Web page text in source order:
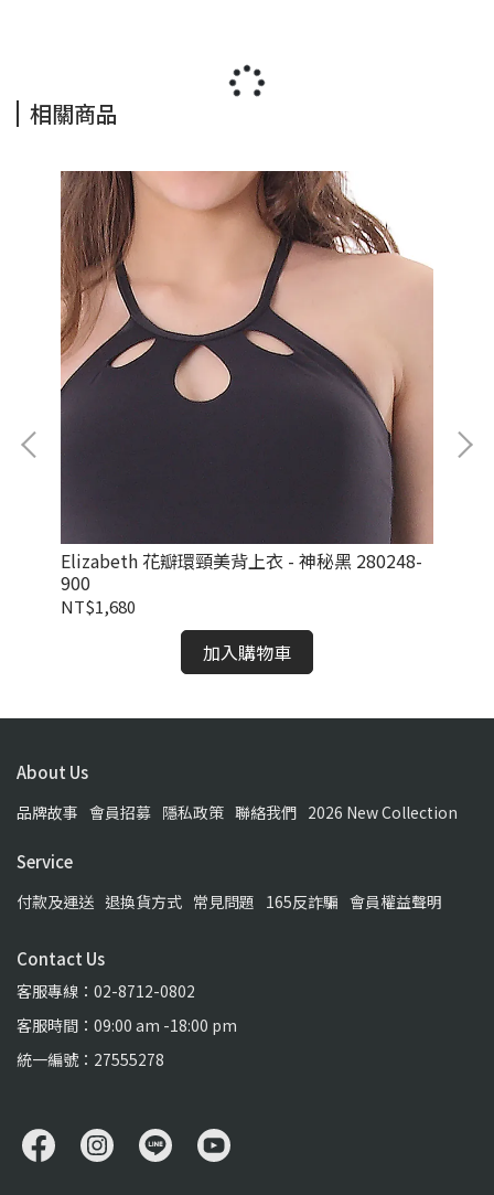
相關商品
Elizabeth 花瓣環頸美背上衣 - 神秘黑 280248-
900
NT$1,680
加入購物車
About Us
品牌故事 會員招募 隱私政策 聯絡我們 2026 New Collection
Service
付款及運送 退換貨方式 常見問題 165反詐騙 會員權益聲明
Contact Us
客服專線：02-8712-0802
客服時間：09:00 am -18:00 pm
統一編號：27555278